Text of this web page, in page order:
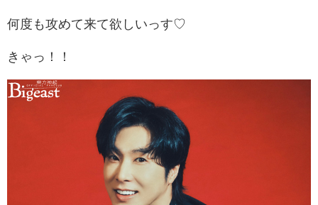
何度も攻めて来て欲しいっす♡
きゃっ！！